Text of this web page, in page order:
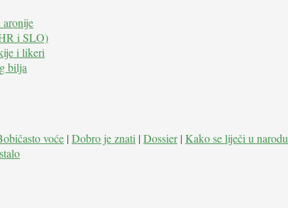
i SLO)
i likeri
bilja
voće | Dobro je znati | Dossier| Kako se liječi u narodu